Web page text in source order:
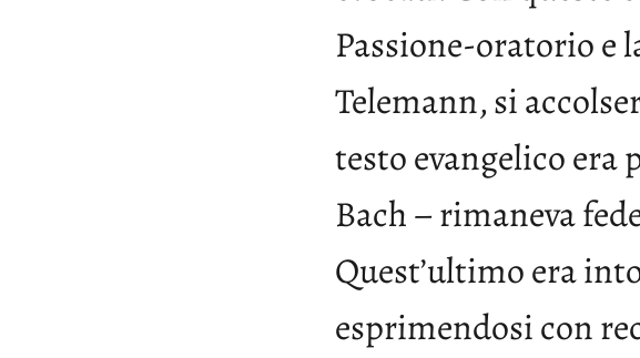
Passione-oratorio e
Telemann, si
testo evangelico era
Bach – rimaneva
Quest’ultimo era
esprimendosi con